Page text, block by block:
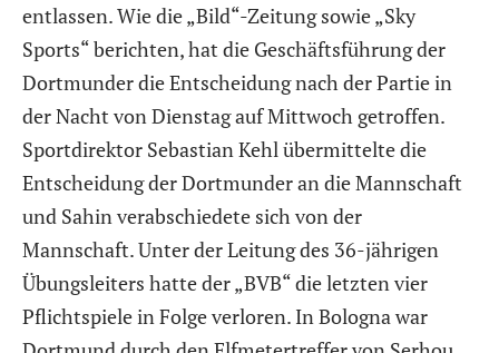
entlassen. Wie die „Bild“-Zeitung sowie „Sky
Sports“ berichten, hat die Geschäftsführung der
Dortmunder die Entscheidung nach der Partie in
der Nacht von Dienstag auf Mittwoch getroffen.
Sportdirektor Sebastian Kehl übermittelte die
Entscheidung der Dortmunder an die Mannschaft
und Sahin verabschiedete sich von der
Mannschaft. Unter der Leitung des 36-jährigen
Übungsleiters hatte der „BVB“ die letzten vier
Pflichtspiele in Folge verloren. In Bologna war